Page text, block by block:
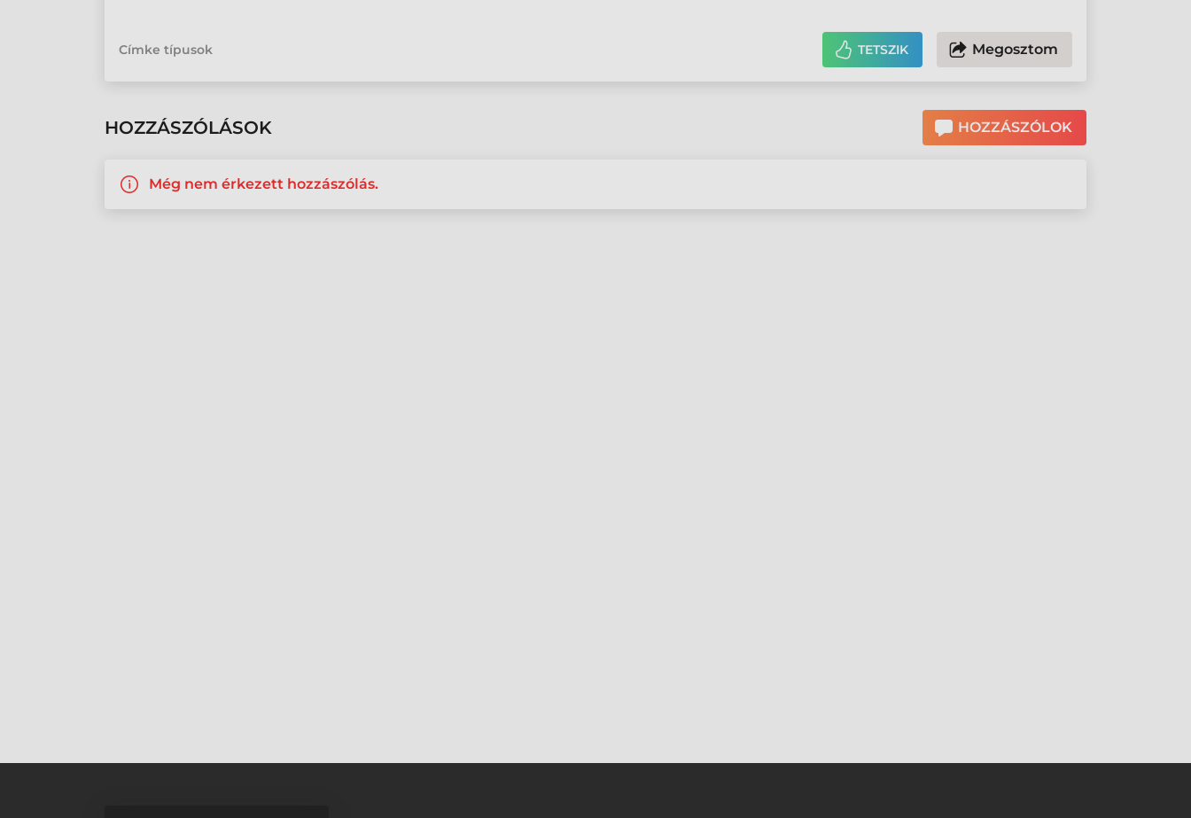
Címke típusok TETSZIK Megosztom
HOZZÁSZÓLÁSOK HOZZÁSZÓLOK
Még nem érkezett hozzászólás.